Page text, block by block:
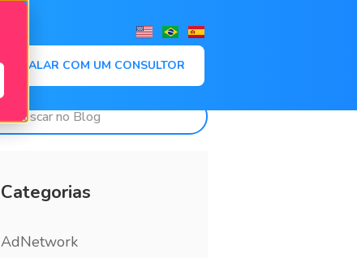
FALAR COM UM CONSULTOR
Categorias
AdNetwork